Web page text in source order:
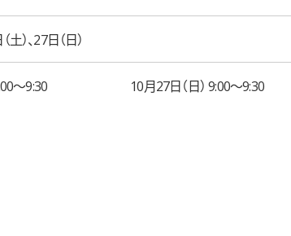
）、27日（日）
〜9:30 10月27日（日） 9:00〜9:30